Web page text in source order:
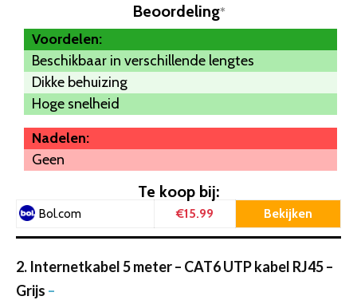
Beoordeling*
Voordelen:
Beschikbaar in verschillende lengtes
Dikke behuizing
Hoge snelheid
Nadelen:
Geen
Te koop bij:
Bol.com €15.99 Bekijken
2. Internetkabel 5 meter – CAT6 UTP kabel RJ45 –
Grijs –